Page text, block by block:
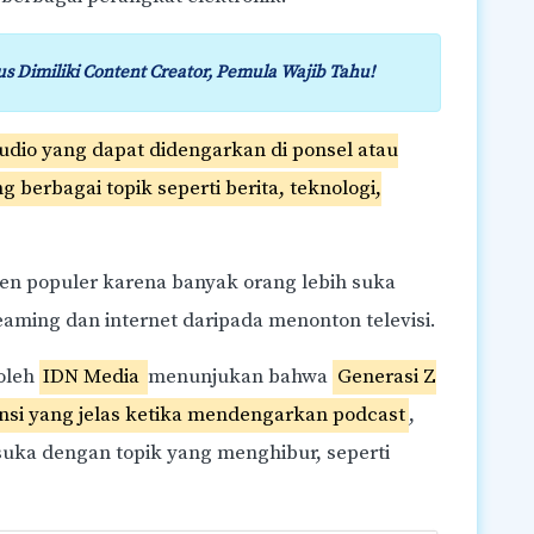
Dimiliki Content Creator, Pemula Wajib Tahu!
yang dapat didengarkan di ponsel atau
berbagai topik seperti berita, teknologi,
populer karena banyak orang lebih suka
dan internet daripada menonton televisi.
IDN Media menunjukan bahwa Generasi Z
yang jelas ketika mendengarkan podcast ,
dengan topik yang menghibur, seperti